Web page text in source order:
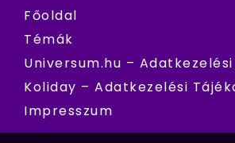
Főoldal
Témák
Universum.hu –
Koliday – Adatkezelési
Impresszum